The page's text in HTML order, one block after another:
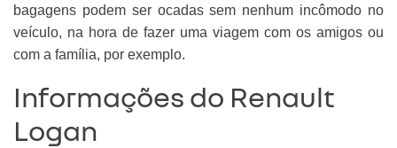
bagagens podem ser ocadas sem nenhum incômodo no
veículo, na hora de fazer uma viagem com os amigos ou
com a família, por exemplo.
Informações do Renault
Logan